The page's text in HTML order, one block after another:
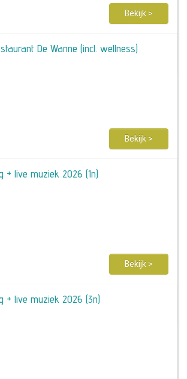
Bekijk >
De Wanne (incl. wellness)
Bekijk >
+ live muziek 2026 (1n)
Bekijk >
+ live muziek 2026 (3n)